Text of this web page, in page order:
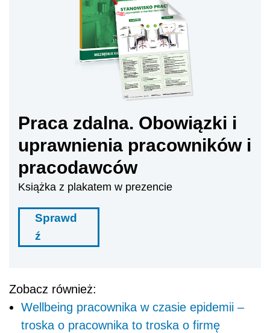
Praca zdalna. Obowiązki i
uprawnienia pracowników i
pracodawców
Książka z plakatem w prezencie
Sprawd
ź
Zobacz również:
Wellbeing pracownika w czasie epidemii –
troska o pracownika to troska o firmę